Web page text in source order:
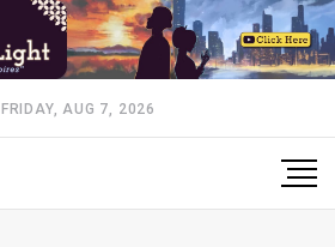
FRIDAY, AUG 7, 2026